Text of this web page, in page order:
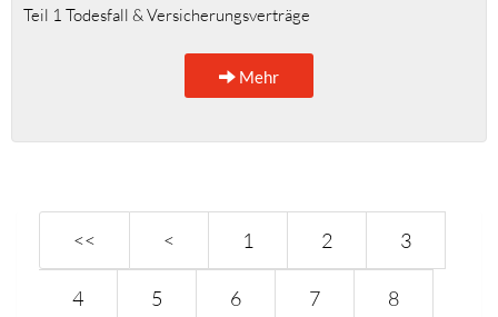
Teil 1 Todesfall & Versicherungsverträge
Mehr
<< < 1 2 3
4 5 6 7 8